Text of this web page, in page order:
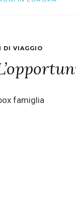
DI VIAGGIO